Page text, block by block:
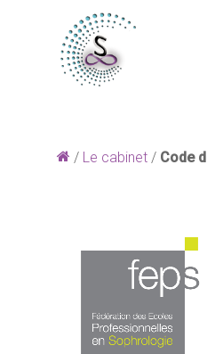
/ Le cabinet / Code